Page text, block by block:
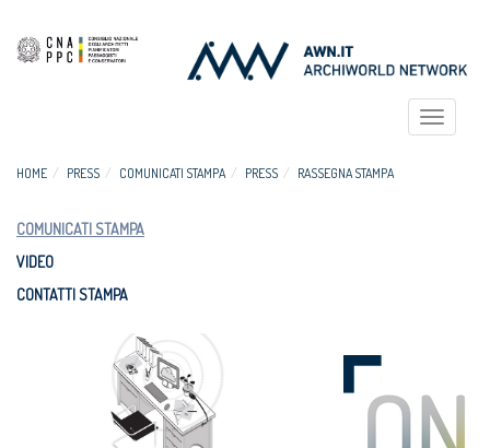
Toggle
HOME PRESS COMUNICATI STAMPA PRESS RASSEGNA STAMPA
COMUNICATI STAMPA
VIDEO
CONTATTI STAMPA